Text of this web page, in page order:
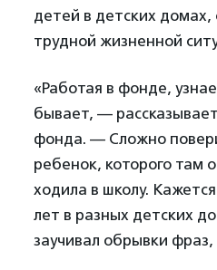
детей в детских
трудной жизненной
«Работая в фонде,
бывает, —
фонда. — Сложно
ребенок, которого там
ходила в школу.
лет в разных детских
заучивал обрывки